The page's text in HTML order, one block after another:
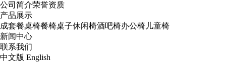
公司简介荣誉资质
产品展示
成套餐桌椅餐椅桌子休闲椅酒吧椅办公椅 儿童椅
新闻中心
联系我们
中文版 English